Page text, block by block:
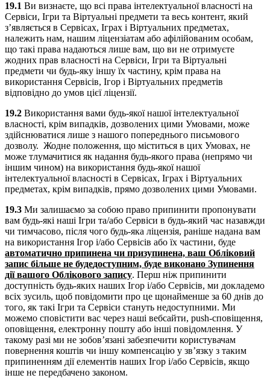
19.1 Ви визнаєте, що всі права інтелектуальної власності на
Сервіси, Ігри та Віртуальні предмети та весь контент, який
з’являється в Сервісах, Іграх і Віртуальних предметах,
належить нам, нашим ліцензіатам або афілійованим особам,
що такі права надаються лише вам, що ви не отримуєте
жодних прав власності на Сервіси, Ігри та Віртуальні
предмети чи будь-яку іншу їх частину, крім права на
використання Сервісів, Ігор і Віртуальних предметів
відповідно до умов цієї ліцензії.
19.2 Використання вами будь-якої нашої інтелектуальної
власності, крім випадків, дозволених цими Умовами, може
здійснюватися лише з нашого попереднього письмового
дозволу. Жодне положення, що міститься в цих Умовах, не
може тлумачитися як надання будь-якого права (непрямо чи
іншим чином) на використання будь-якої нашої
інтелектуальної власності в Сервісах, Іграх і Віртуальних
предметах, крім випадків, прямо дозволених цими Умовами.
19.3 Ми залишаємо за собою право припинити пропонувати
вам будь-які наші Ігри та/або Сервіси в будь-який час назавжди
чи тимчасово, після чого будь-яка ліцензія, раніше надана вам
на використання Ігор і/або Сервісів або їх частини, буде
автоматично припинена чи призупинена, ваш Обліковий
запис більше не будедоступним, буде виконано Зупинення
дії вашого Облікового запису. Перш ніж припинити
доступність будь-яких наших Ігор і/або Сервісів, ми докладемо
всіх зусиль, щоб повідомити про це щонайменше за 60 днів до
того, як такі Ігри та Сервіси стануть недоступними. Ми
можемо сповістити вас через наші вебсайти, push-сповіщення,
оповіщення, електронну пошту або інші повідомлення. У
такому разі ми не зобов’язані забезпечити користувачам
повернення коштів чи іншу компенсацію у зв’язку з таким
припиненням дії елементів наших Ігор і/або Сервісів, якщо
інше не передбачено законом.